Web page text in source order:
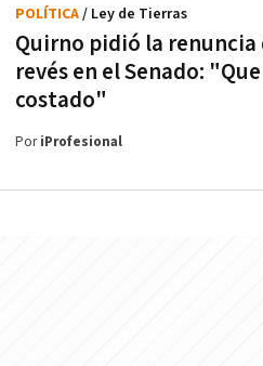
Quirno pidió la
revés en el Senado:
costado"
POLÍTICA/ Ley de Tierras
PoriProfesional